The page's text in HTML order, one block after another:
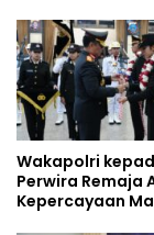
Umrah
Wakapolri
Perwira Remaja
Kepercayaan